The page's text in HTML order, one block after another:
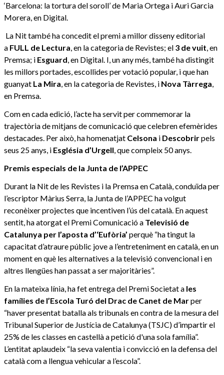
‘Barcelona: la tortura del soroll’ de Maria Ortega i Auri Garcia
Morera, en Digital.
La Nit també ha concedit el premi a millor disseny editorial
a FULL de Lectura, en la categoria de Revistes; el 3 de vuit, en
Premsa; i Esguard, en Digital. I, un any més, també ha distingit
les millors portades, escollides per votació popular, i que han
guanyat La Mira, en la categoria de Revistes, i Nova Tàrrega,
en Premsa.
Com en cada edició, l’acte ha servit per commemorar la
trajectòria de mitjans de comunicació que celebren efemèrides
destacades. Per això, ha homenatjat Celsona i Descobrirpels
seus 25 anys, i Església d’Urgell, que compleix 50 anys.
Premis especials de la Junta de l’APPEC
Durant la Nit de les Revistes i la Premsa en Català, conduïda per
l’escriptor Màrius Serra, la Junta de l’APPEC ha volgut
reconèixer projectes que incentiven l’ús del català. En aquest
sentit, ha atorgat el Premi Comunicació a Televisió de
Catalunya per l’aposta d’‘Eufòria’ perquè “ha tingut la
capacitat d’atraure públic jove a l’entreteniment en català, en un
moment en què les alternatives a la televisió convencional i en
altres llengües han passat a ser majoritàries”.
En la mateixa línia, ha fet entrega del Premi Societat a les
famílies de l’Escola Turó del Drac de Canet de Marper
“haver presentat batalla als tribunals en contra de la mesura del
Tribunal Superior de Justícia de Catalunya (TSJC) d’impartir el
25% de les classes en castellà a petició d'una sola família”.
L’entitat aplaudeix “la seva valentia i convicció en la defensa del
català com a llengua vehicular a l’escola”.